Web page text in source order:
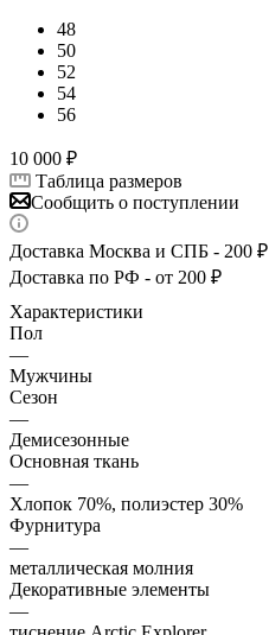
48
50
52
54
56
10 000 ₽
Таблица размеров
Сообщить о поступлении
Доставка Москва и СПБ - 200 ₽
Доставка по РФ - от 200 ₽
Характеристики
Пол
—
Мужчины
Сезон
—
Демисезонные
Основная ткань
—
Хлопок 70%, полиэстер 30%
Фурнитура
—
металлическая молния
Декоративные элементы
—